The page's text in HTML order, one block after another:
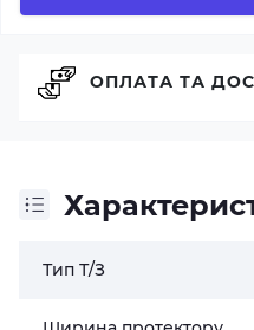
Тип Т/З
ОПЛАТА ТА